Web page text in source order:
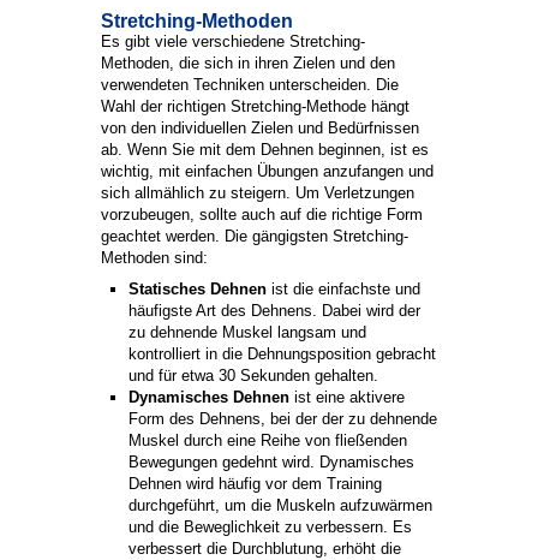
Stretching-Methoden
Es gibt viele verschiedene Stretching-
Methoden, die sich in ihren Zielen und den
verwendeten Techniken unterscheiden. Die
Wahl der richtigen Stretching-Methode hängt
von den individuellen Zielen und Bedürfnissen
ab. Wenn Sie mit dem Dehnen beginnen, ist es
wichtig, mit einfachen Übungen anzufangen und
sich allmählich zu steigern. Um Verletzungen
vorzubeugen, sollte auch auf die richtige Form
geachtet werden. Die gängigsten Stretching-
Methoden sind:
Statisches Dehnen ist die einfachste und
häufigste Art des Dehnens. Dabei wird der
zu dehnende Muskel langsam und
kontrolliert in die Dehnungsposition gebracht
und für etwa 30 Sekunden gehalten.
Dynamisches Dehnen ist eine aktivere
Form des Dehnens, bei der der zu dehnende
Muskel durch eine Reihe von fließenden
Bewegungen gedehnt wird. Dynamisches
Dehnen wird häufig vor dem Training
durchgeführt, um die Muskeln aufzuwärmen
und die Beweglichkeit zu verbessern. Es
verbessert die Durchblutung, erhöht die